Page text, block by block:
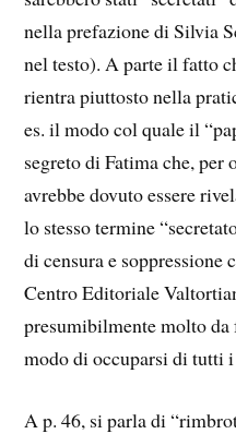
nella prefazione di Silvia
nel testo). A parte il fatto
rientra piuttosto nella
es. il modo col quale il
segreto di Fatima che, per
avrebbe dovuto essere
lo stesso termine
di censura e soppressione
Centro Editoriale
presumibilmente molto da
modo di occuparsi di tutti
A p. 46, si parla di